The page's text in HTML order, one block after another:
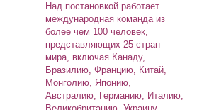
Над постановкой работает
международная команда из
более чем 100 человек,
представляющих 25 стран
мира, включая Канаду,
Бразилию, Францию, Китай,
Монголию, Японию,
Австралию, Германию, Италию,